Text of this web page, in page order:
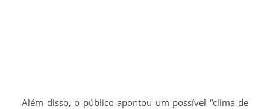
Além disso, o público apontou um possível “clima de